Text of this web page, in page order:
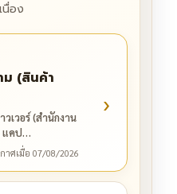
นื่อง
(สินค้า
เวอร์ (สำนักงาน
แคป…
าศเมื่อ 07/08/2026
›